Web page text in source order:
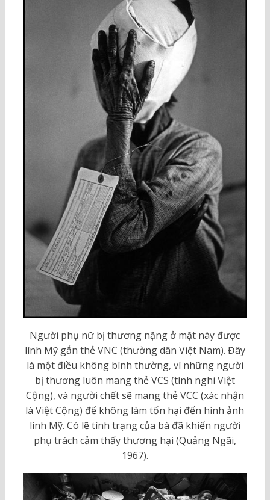
Người phụ nữ bị thương nặng ở mặt này được
lính Mỹ gắn thẻ VNC (thường dân Việt Nam). Đây
là một điều không bình thường, vì những người
bị thương luôn mang thẻ VCS (tình nghi Việt
Cộng), và người chết sẽ mang thẻ VCC (xác nhận
là Việt Cộng) để không làm tổn hại đến hình ảnh
lính Mỹ. Có lẽ tình trạng của bà đã khiến người
phụ trách cảm thấy thương hại (Quảng Ngãi,
1967).